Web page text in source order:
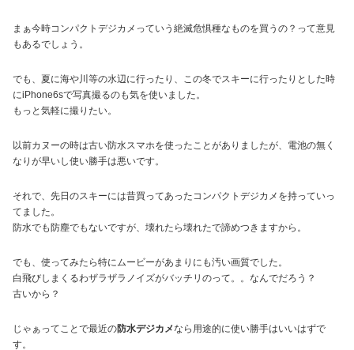
まぁ今時コンパクトデジカメっていう絶滅危惧種なものを買うの？って意見
もあるでしょう。
でも、夏に海や川等の水辺に行ったり、この冬でスキーに行ったりとした時
にiPhone6sで写真撮るのも気を使いました。
もっと気軽に撮りたい。
以前カヌーの時は古い防水スマホを使ったことがありましたが、電池の無く
なりが早いし使い勝手は悪いです。
それで、先日のスキーには昔買ってあったコンパクトデジカメを持っていっ
てました。
防水でも防塵でもないですが、壊れたら壊れたで諦めつきますから。
でも、使ってみたら特にムービーがあまりにも汚い画質でした。
白飛びしまくるわザラザラノイズがバッチリのって。。なんでだろう？
古いから？
じゃぁってことで最近の防水デジカメなら用途的に使い勝手はいいはずで
す。